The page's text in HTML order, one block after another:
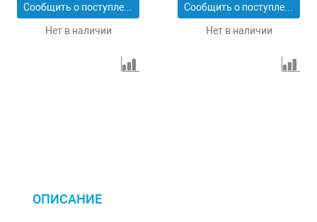
Сообщить о поступлении
Нет в наличии
Сообщить о поступлении
Нет в наличии
ОПИСАНИЕ